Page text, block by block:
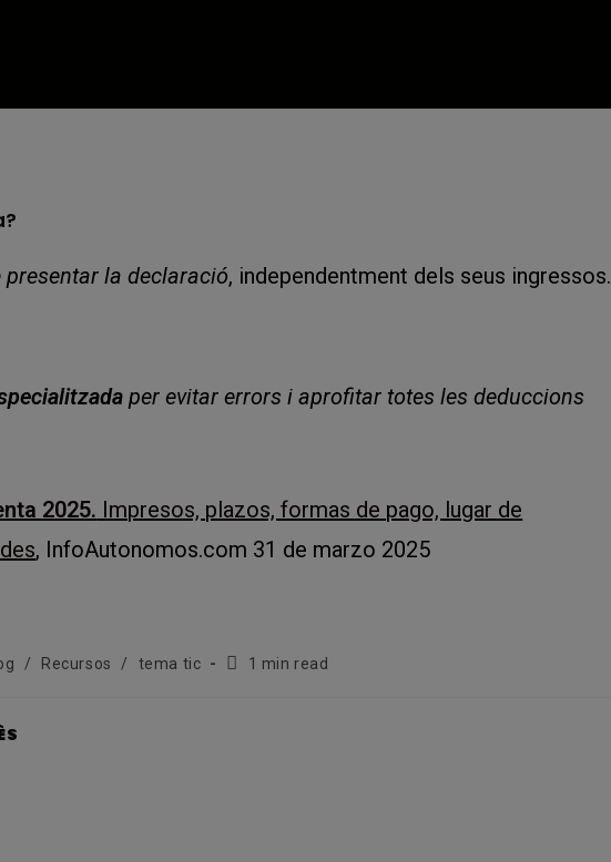
la declaració, independentment dels seus ingressos.
per evitar errors i aprofitar totes les deduccions
2025. Impresos, plazos, formas de pago, lugar de
, InfoAutonomos.com 31 de marzo 2025
/ Recursos / tema tic
Temps1 min read